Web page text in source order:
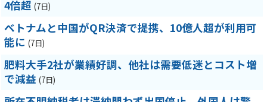
4倍超 (7日)
ベトナムと中国がQR決済で提携、10億人超が利用可
能に (7日)
肥料大手2社が業績好調、他社は需要低迷とコスト増
で減益 (7日)